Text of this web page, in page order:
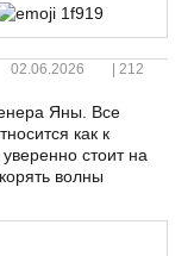
02.06.2026 212
Яны. Все
как к
стоит на
волны